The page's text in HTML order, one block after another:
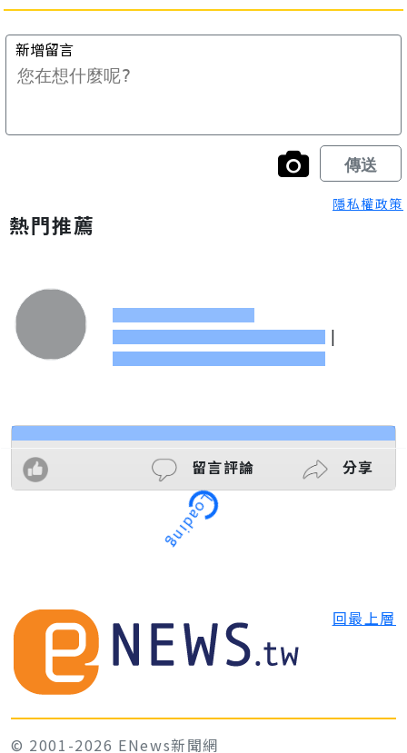
隱私權政策
熱門推薦
|
留言評論 分享
Loading
回最上層
© 2001-2026 ENews新聞網